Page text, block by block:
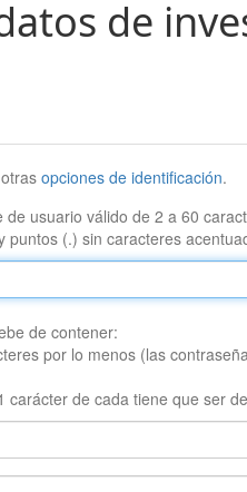
de
otrasopciones de identificación.
de usuario válido de 2 a 60
puntos (.) sin caracteres
de contener:
por lo menos (las
carácter de cada tiene que ser